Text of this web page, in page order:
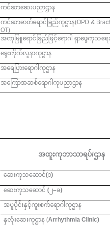
ကင်ဆာဆေးပညာဌာန
ကင်ဆာဓာတ်ရောင်ခြည်ကုဌာန(OPD &
OT)
အဏုမြူရောင်ခြည်ဖြင့်ရောဂါ ရှာဖွေကုသရေ
ခွေးကိုက်လူနာကုဌာန
အရေပြားရောဂါကုဌာန
အကြောအဆစ်ရောဂါကုပညာဌာန
အထူးကုဘာသာရပ်/ဌာန
ဆေးကုသဆောင်(၁)
ဆေးကုသဆောင် ( ၂–ခ)
အပူပိုင်းနှင့်ကူးစက်ရောဂါကုဌာန
နှလုံးဆေးကုဌာန (Arrhythmia Clinic)